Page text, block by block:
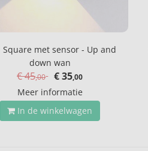
Square met sensor - Up and
down wan
€ 45,00 € 35,00
Meer informatie
In de winkelwagen